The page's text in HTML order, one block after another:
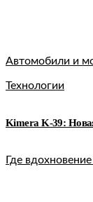
Автомобили и
Технологии
Kimera K-39:
Где